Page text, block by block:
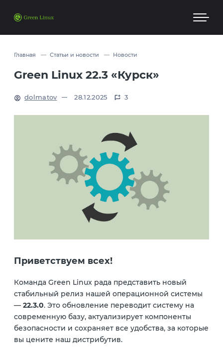
Главная Статьи и новости Новости
Green Linux 22.3 «Курск»
dolmatov 28.12.2025 3
Приветствуем всех!
Команда Green Linux рада представить новый
стабильный релиз нашей операционной системы
— 22.3.0. Это обновление переводит систему на
современную базу, актуализирует компоненты
безопасности и сохраняет все удобства, за которые
вы цените наш дистрибутив.